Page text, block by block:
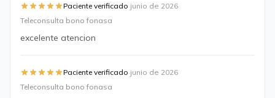
Paciente verificado·junio de 2026
Teleconsulta bono fonasa
excelente atencion
Paciente verificado·junio de 2026
Teleconsulta bono fonasa